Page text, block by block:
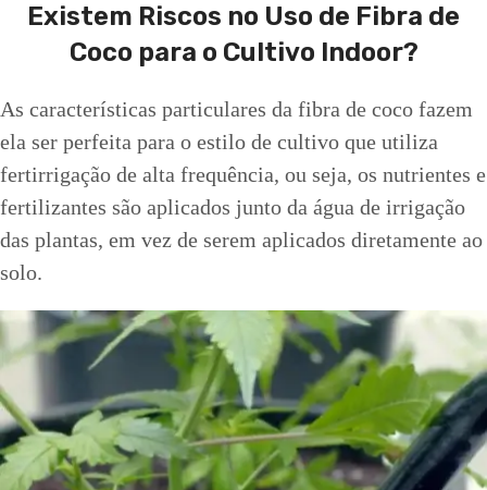
Existem Riscos no Uso de Fibra de
Coco para o Cultivo Indoor?
As características particulares da fibra de coco fazem
ela ser perfeita para o estilo de cultivo que utiliza
fertirrigação de alta frequência, ou seja, os nutrientes e
fertilizantes são aplicados junto da água de irrigação
das plantas, em vez de serem aplicados diretamente ao
solo.